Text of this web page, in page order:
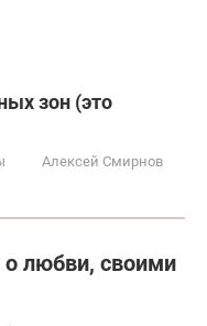
зон (это
Алексей Смирнов
любви, своими